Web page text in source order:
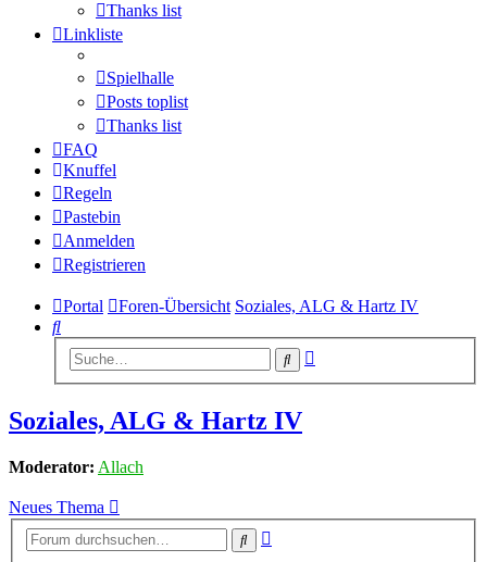
Thanks list
Linkliste
Spielhalle
Posts toplist
Thanks list
FAQ
Knuffel
Regeln
Pastebin
Anmelden
Registrieren
Portal Foren-Übersicht Soziales, ALG & Hartz IV
Suche
Suche
Soziales, ALG & Hartz IV
Moderator: Allach
Neues Thema
Suche